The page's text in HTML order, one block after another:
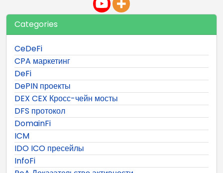
Categories
CeDeFi
CPA маркетинг
DeFi
DePIN проекты
DEX CEX Кросс-чейн мосты
DFS протокол
DomainFi
ICM
IDO ICO пресейлы
InfoFi